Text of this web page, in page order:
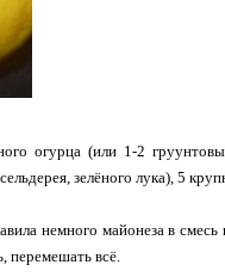
огурца (или 1-2
зелёного лука), 5
немного майонеза в смесь
перемешать всё.